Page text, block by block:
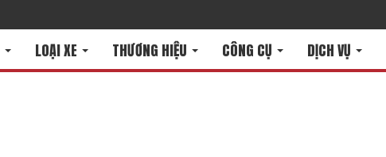
LOẠI XE THƯƠNG HIỆU CÔNG CỤ DỊCH VỤ